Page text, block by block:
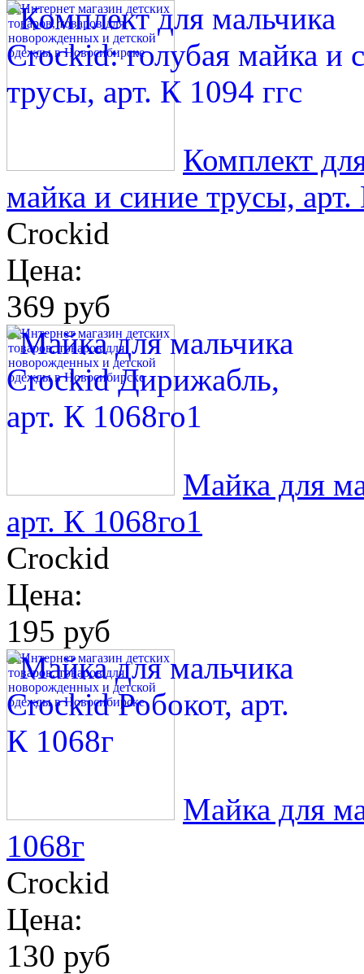
Комплект
майка и синие трусы, арт.
Crockid
Цена:
369 руб
Майка для
арт. К 1068го1
Crockid
Цена:
195 руб
Майка для
1068г
Crockid
Цена:
130 руб